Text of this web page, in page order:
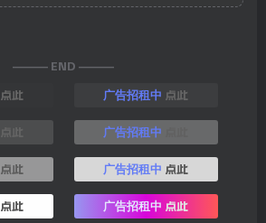
——— END ———
点此 广告招租中 点此
广告招租中
点此 广告招租中 点此
点此 广告招租中 点此